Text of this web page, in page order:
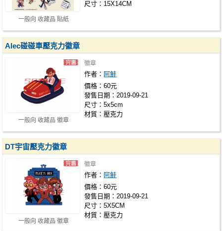
一般向 收藏品 貼紙
尺寸：15X14CM
一般向 收藏品 徽章
Alec碰碰車壓克力徽章
徽章
作者： 阿鮭
價格：60元
發售日期：2019-09-21
尺寸：5x5cm
材質：壓克力
一般向 收藏品 徽章
DT宇宙壓克力徽章
徽章
作者： 阿鮭
價格：60元
發售日期：2019-09-21
尺寸：5X5CM
材質：壓克力